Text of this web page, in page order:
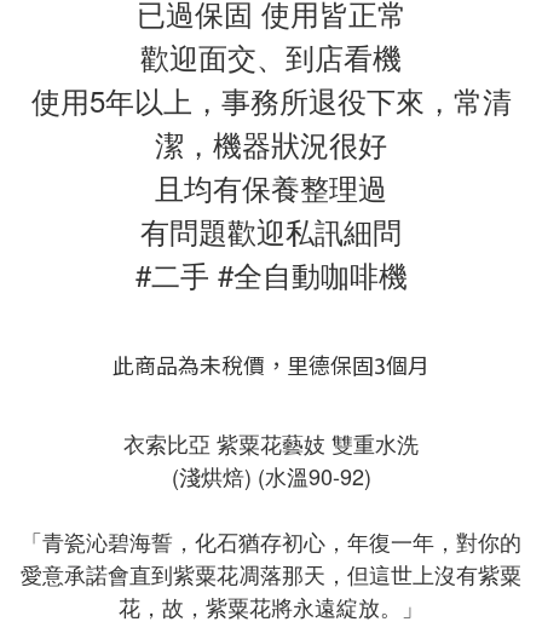
已過保固 使用皆正常
歡迎面交、到店看機
使用5年以上，事務所退役下來，常清
潔，機器狀況很好
且均有保養整理過
有問題歡迎私訊細問
#二手 #全自動咖啡機
此商品為未稅價，里德保固3個月
衣索比亞 紫粟花藝妓 雙重水洗
(淺烘焙) (水溫90-92)
「青瓷沁碧海誓，化石猶存初心，年復一年，對你的
愛意承諾會直到紫粟花凋落那天，但這世上沒有紫粟
花，故，紫粟花將永遠綻放。」